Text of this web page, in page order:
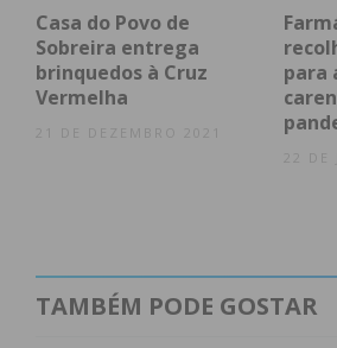
obtenha de forma regular
atualizada.
Casa do Povo de
Sobreira entrega
brinquedos à Cruz
Vermelha
para
TAMBÉM PODE GOSTAR